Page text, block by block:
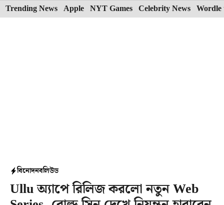
Skip
to
Trending News Apple NYT Games Celebrity News Wordle
বিনোদনবলিউড
Ullu অ্যাপে রিলিজ করলো নতুন Web